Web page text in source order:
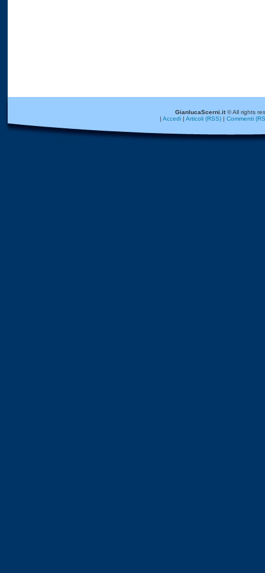
GianlucaScerni.it© All rights
| Accedi| Articoli (RSS)| Commenti